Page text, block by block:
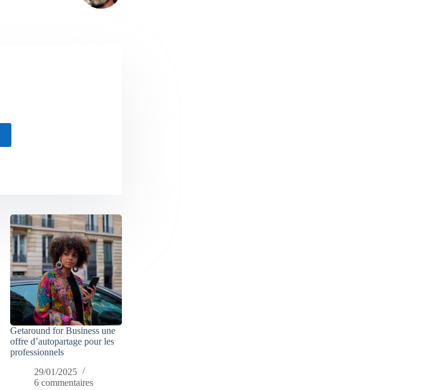
Getaround for Business une
offre d’autopartage pour les
professionnels
29/01/2025
6 commentaires